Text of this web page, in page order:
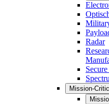
Radar
Mission-